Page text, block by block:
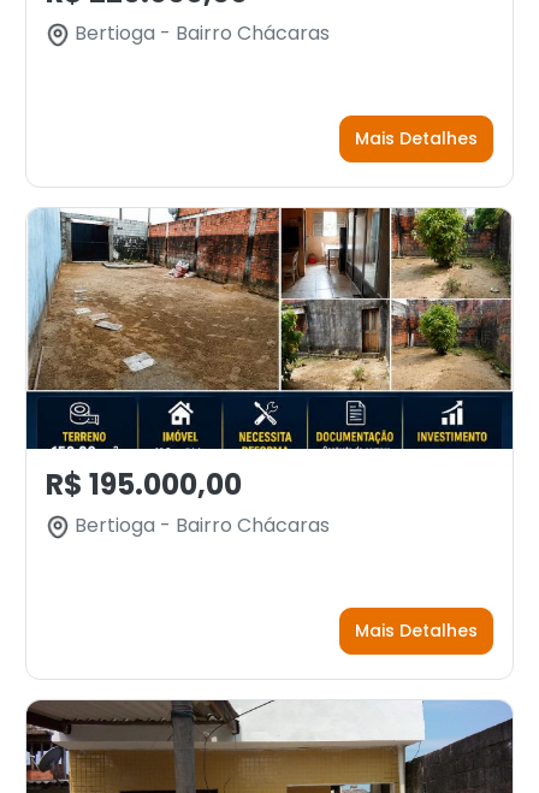
Bertioga - Bairro Chácaras
Mais Detalhes
R$ 195.000,00
Bertioga - Bairro Chácaras
Mais Detalhes